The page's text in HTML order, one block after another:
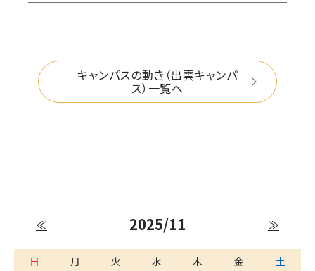
キャンパスの動き（出雲キャンパ
ス）一覧へ
≪ 2025/11 ≫
日 月 火 水 木 金
土